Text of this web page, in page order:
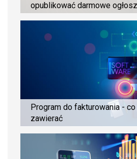
opublikować darmowe
Program do fakturowania -
zawierać